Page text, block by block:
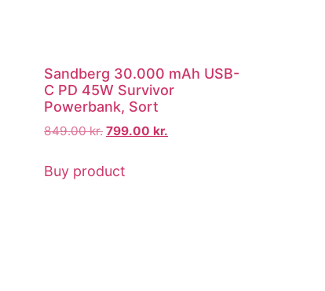
Sandberg 30.000 mAh USB-
C PD 45W Survivor
Powerbank, Sort
849.00kr. 799.00 kr.
Buy product